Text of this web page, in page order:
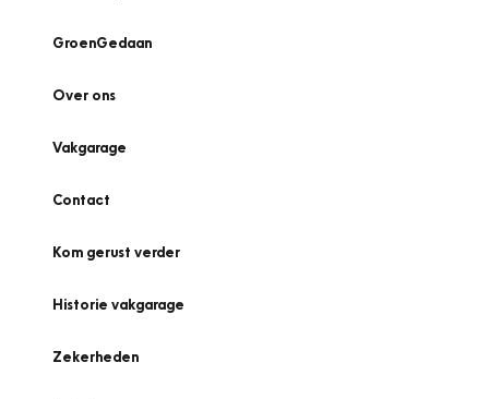
GroenGedaan
Over ons
Vakgarage
Contact
Kom gerust verder
Historie vakgarage
Zekerheden